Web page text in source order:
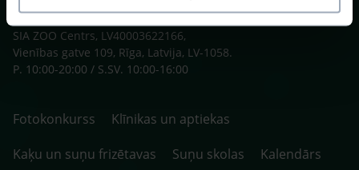
SIA ZOO Centrs, LV40003622166,
Vienības gatve 109, Rīga, Latvija, LV-1058.
P. 10:00-20:00 / S.SV. 10:00-16:00
Fotokonkurss
Klīnikas un aptiekas
Kaķu un suņu frizētavas
Suņu skolas
Kalendārs